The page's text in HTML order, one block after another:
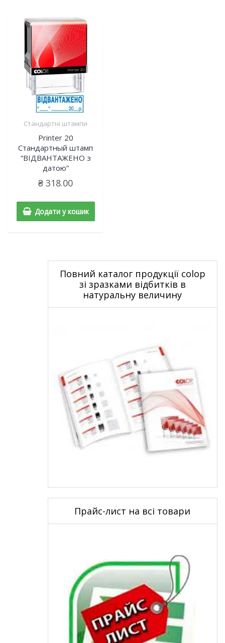
Стандартні штампи
Printer 20
Cтандартный штамп
“ВІДВАНТАЖЕНО з
датою”
₴ 318.00
Додати у кошик
Повний каталог продукції colop
зі зразками відбитків в
натуральну величину
Прайс-лист на всі товари